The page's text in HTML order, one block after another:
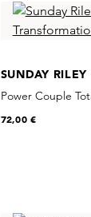
SUNDAY RILEY
Power Couple
72,00 €